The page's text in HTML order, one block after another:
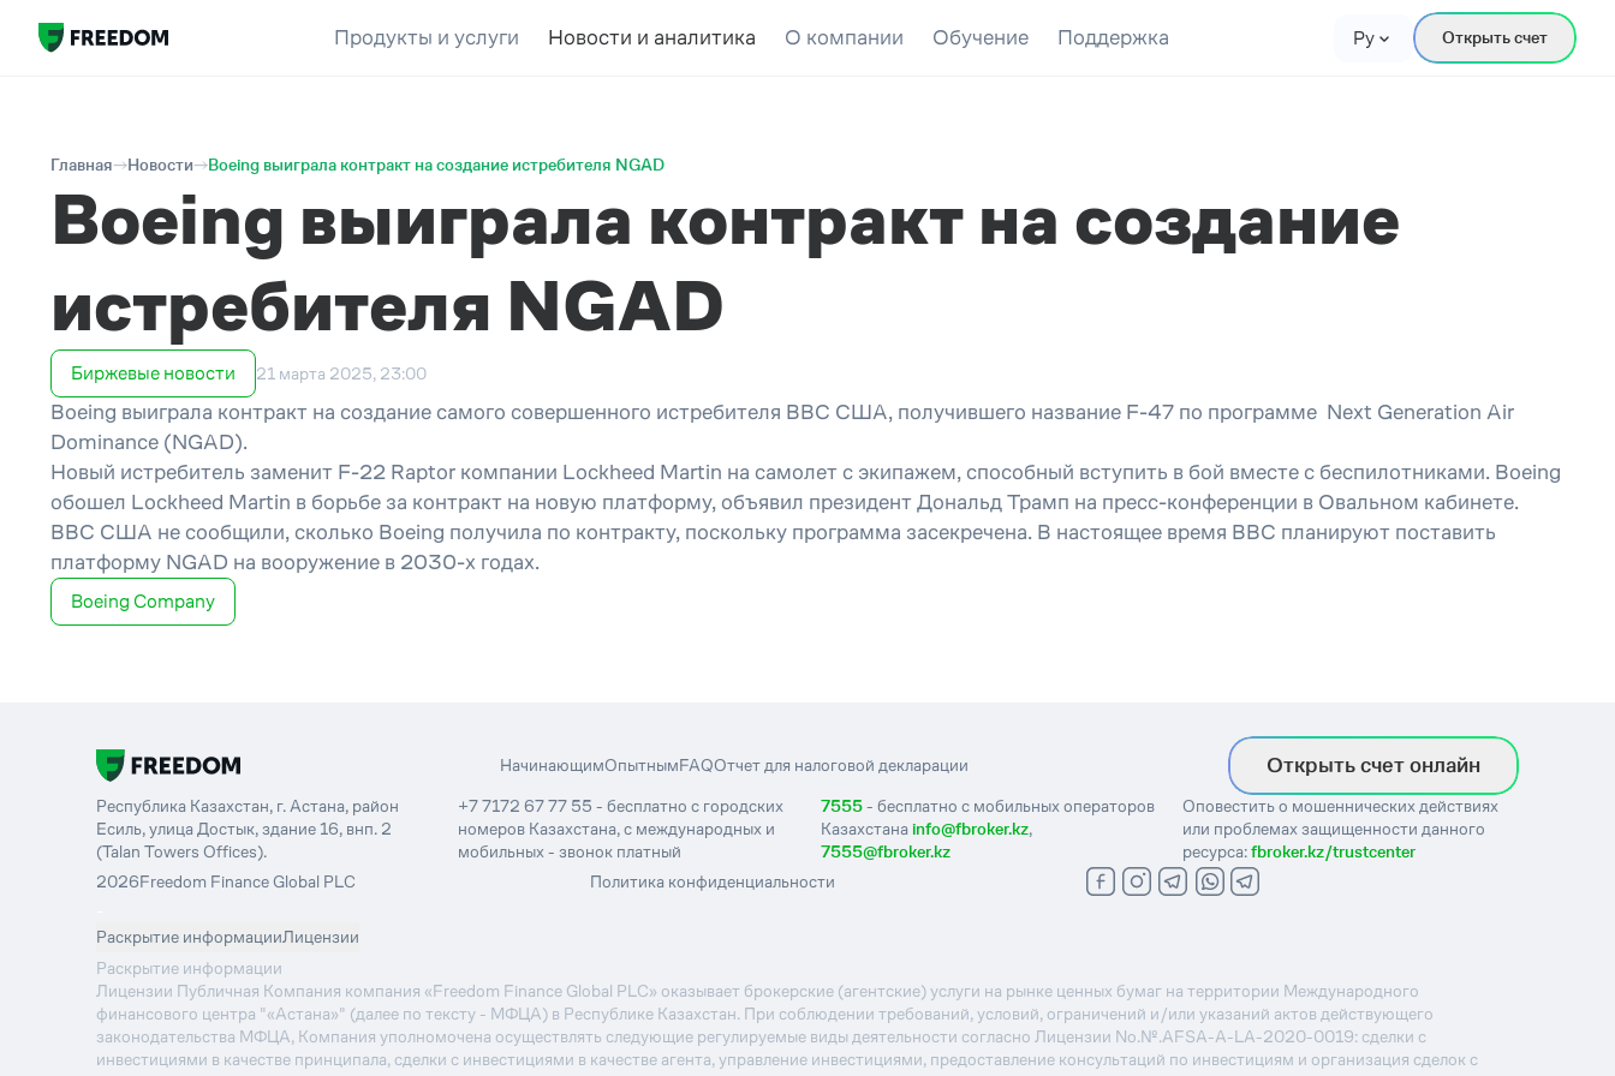
Продукты и услуги Новости и аналитика О компании Обучение Поддержка Ру Открыть счет
Главная Новости Boeing выиграла контракт на создание истребителя NGAD
Boeing выиграла контракт на создание
истребителя NGAD
Биржевые новости 21 марта 2025, 23:00
Boeing выиграла контракт на создание самого совершенного истребителя ВВС США, получившего название F-47 по программе Next Generation Air
Dominance (NGAD).
Новый истребитель заменит F-22 Raptor компании Lockheed Martin на самолет с экипажем, способный вступить в бой вместе с беспилотниками. Boeing
обошел Lockheed Martin в борьбе за контракт на новую платформу, объявил президент Дональд Трамп на пресс-конференции в Овальном кабинете.
ВВС США не сообщили, сколько Boeing получила по контракту, поскольку программа засекречена. В настоящее время ВВС планируют поставить
платформу NGAD на вооружение в 2030-х годах.
Boeing Company
НачинающимОпытнымFAQОтчет для налоговой декларации Открыть счет онлайн
Республика Казахстан, г. Астана, район
Есиль, улица Достык, здание 16, внп. 2
(Talan Towers Offices).
+7 7172 67 77 55 - бесплатно с городских
номеров Казахстана, с международных и
мобильных - звонок платный
7555- бесплатно с мобильных операторов
Казахстанаinfo@fbroker.kz,
7555@fbroker.kz
Оповестить о мошеннических действиях
или проблемах защищенности данного
ресурса:fbroker.kz/trustcenter
2026Freedom Finance Global PLC
Политика конфиденциальности
Раскрытие информацииЛицензии
Раскрытие информации
Лицензии Публичная Компания компания «Freedom Finance Global PLC» оказывает брокерские (агентские) услуги на рынке ценных бумаг на территории Международного
финансового центра "«Астана»" (далее по тексту - МФЦА) в Республике Казахстан. При соблюдении требований, условий, ограничений и/или указаний актов действующего
законодательства МФЦА, Компания уполномочена осуществлять следующие регулируемые виды деятельности согласно Лицензии No.№.AFSA-A-LA-2020-0019: сделки с
инвестициями в качестве принципала, сделки с инвестициями в качестве агента, управление инвестициями, предоставление консультаций по инвестициям и организация сделок с